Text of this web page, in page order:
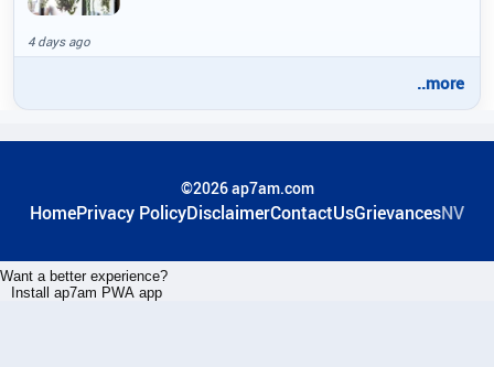
4 days ago
..more
©2026 ap7am.com
HomePrivacy PolicyDisclaimerContactUsGrievancesNV
Want a better experience?
Install ap7am PWA app